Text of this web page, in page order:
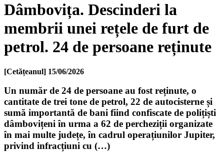
Dâmbovița. Descinderi la
membrii unei rețele de furt de
petrol. 24 de persoane reținute
[Cetățeanul] 15/06/2026
Un număr de 24 de persoane au fost reținute, o
cantitate de trei tone de petrol, 22 de autocisterne și
sumă importantă de bani fiind confiscate de polițiști
dâmbovițeni în urma a 62 de percheziții organizate
în mai multe județe, în cadrul operațiunilor Jupiter,
privind infracțiuni cu (…)